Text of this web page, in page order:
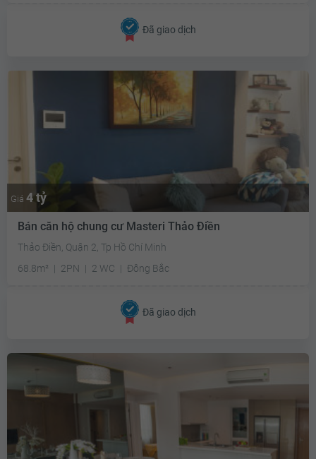
Đã giao dịch
Giá 4 tỷ
Bán căn hộ chung cư Masteri Thảo Điền
Thảo Điền, Quận 2, Tp Hồ Chí Minh
68.8m²
2PN 2 WC Đông Bắc
Đã giao dịch